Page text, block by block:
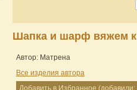
Шапка и шарф вяжем
Автор: Матрена
Все изделия автора
Добавить в Избранное (добавили: